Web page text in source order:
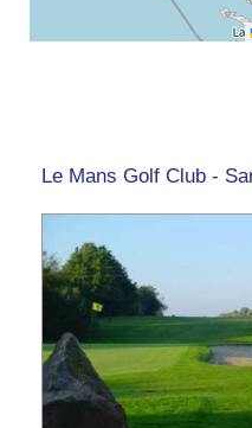
Le Mans Golf Club -